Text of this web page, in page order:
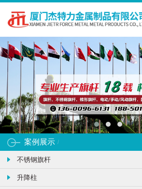
案例展示 /
不锈钢旗杆
升降柱